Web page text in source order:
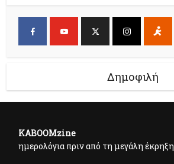
Δημοφιλή
KABOOMzine
ημερολόγια πριν από τη μεγάλη έκρηξη